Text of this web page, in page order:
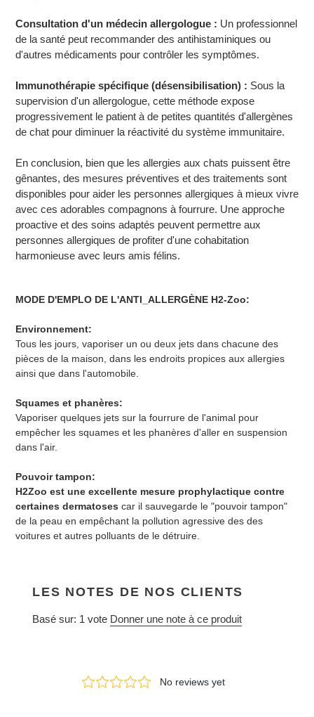
Consultation d'un médecin allergologue : Un professionnel
de la santé peut recommander des antihistaminiques ou
d'autres médicaments pour contrôler les symptômes.
Immunothérapie spécifique (désensibilisation) : Sous la
supervision d'un allergologue, cette méthode expose
progressivement le patient à de petites quantités d'allergènes
de chat pour diminuer la réactivité du système immunitaire.
En conclusion, bien que les allergies aux chats puissent être
gênantes, des mesures préventives et des traitements sont
disponibles pour aider les personnes allergiques à mieux vivre
avec ces adorables compagnons à fourrure. Une approche
proactive et des soins adaptés peuvent permettre aux
personnes allergiques de profiter d'une cohabitation
harmonieuse avec leurs amis félins.
MODE D'EMPLO DE L'ANTI_ALLERGÈNE H2-Zoo:
Environnement:
Tous les jours, vaporiser un ou deux jets dans chacune des
pièces de la maison, dans les endroits propices aux allergies
ainsi que dans l'automobile.
Squames et phanères:
Vaporiser quelques jets sur la fourrure de l'animal pour
empêcher les squames et les phanères d'aller en suspension
dans l'air.
Pouvoir tampon:
H2Zoo est une excellente mesure prophylactique contre
certaines dermatoses car il sauvegarde le "pouvoir tampon"
de la peau en empêchant la pollution agressive des des
voitures et autres polluants de le détruire.
LES NOTES DE NOS CLIENTS
Basé sur: 1 vote Donner une note à ce produit